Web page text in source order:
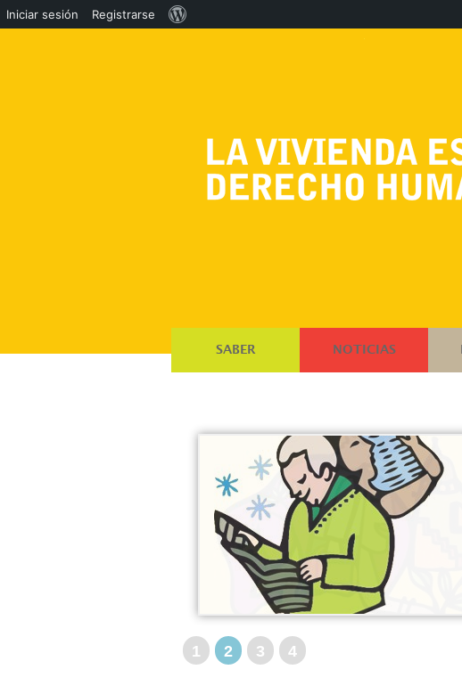
SABER NOTICIAS
1 2 3 4
Iniciar sesión Registrarse